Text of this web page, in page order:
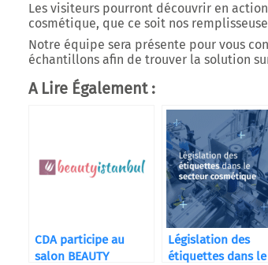
Les visiteurs pourront découvrir en
cosmétique, que ce soit nos
Notre équipe sera présente pour vous
échantillons afin de trouver la solution
A Lire Également :
CDA participe au
salon BEAUTY
Législation des
étiquettes dans le